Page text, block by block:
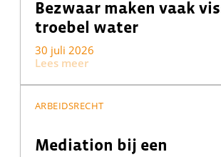
Bezwaar maken vaak
troebel water
30 juli 2026
Lees meer
ARBEIDSRECHT
Mediation bij een